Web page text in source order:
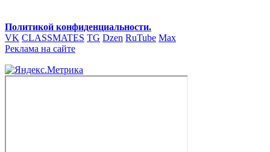
Политикой конфиденциальности.
VK CLASSMATES TG Dzen RuTube Max
Реклама на сайте